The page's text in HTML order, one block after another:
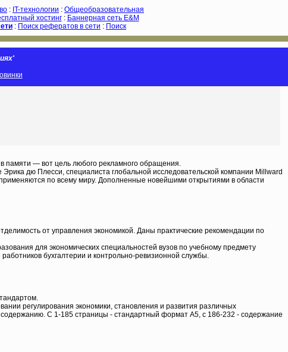
: IT-технологии : Общеобразовательная
хостинг: Баннерная сеть E&M
: Поиск рефератов в сети : Поиск
памяти — вот цель любого рекламного обращения.
дю Плесси, специалиста глобальной исследовательской компании Millward
по всему миру. Дополненные новейшими открытиями в области
от управления экономикой. Даны практические рекомендации по
для экономических специальностей вузов по учебному предмету
бухгалтерии и контрольно-ревизионной службы.
регулирования экономики, становления и развития различных
С 1-185 страницы - стандартный формат А5, с 186-232 - содержание